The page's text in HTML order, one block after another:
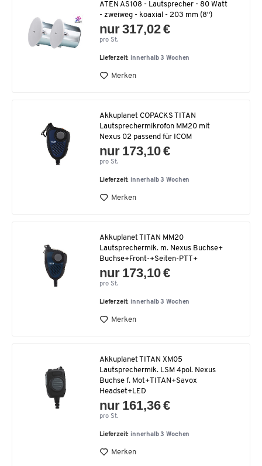
ATEN AS108 - Lautsprecher - 80 Watt
- zweiweg - koaxial - 203 mm (8")
nur 317,02 €
pro St.
Lieferzeit: innerhalb 3 Wochen
Merken
Akkuplanet COPACKS TITAN
Lautsprechermikrofon MM20 mit
Nexus 02 passend für ICOM
nur 173,10 €
pro St.
Lieferzeit: innerhalb 3 Wochen
Merken
Akkuplanet TITAN MM20
Lautsprechermik. m. Nexus Buchse+
Buchse+Front-+Seiten-PTT+
nur 173,10 €
pro St.
Lieferzeit: innerhalb 3 Wochen
Merken
Akkuplanet TITAN XM05
Lautsprechermik. LSM 4pol. Nexus
Buchse f. Mot+TITAN+Savox
Headset+LED
nur 161,36 €
pro St.
Lieferzeit: innerhalb 3 Wochen
Merken